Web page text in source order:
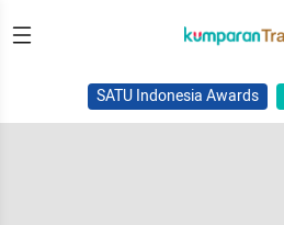
SATU Indonesia Awards